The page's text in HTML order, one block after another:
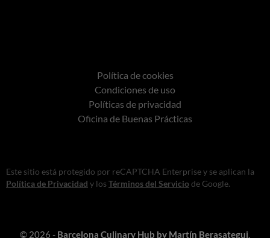
Política de cookies
Condiciones de uso
Políticas de privacidad
Oficina de Buenas Prácticas
Este sitio está protegido por reCAPTCHA Enterprise y se aplican la
Política de Privacidad y losTérminos del Serviciode Google.
© 2026 - Barcelona Culinary Hub by Martín Berasategui.